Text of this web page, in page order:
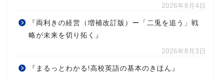
2026年8月4日
『両利きの経営（増補改訂版）ー「二兎を追う」戦
略が未来を切り拓く』
2026年8月3日
『まるっとわかる!高校英語の基本のきほん』